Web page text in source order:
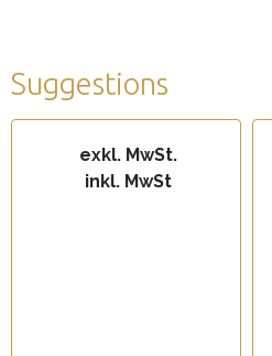
Suggestions
exkl. MwSt.
inkl. MwSt